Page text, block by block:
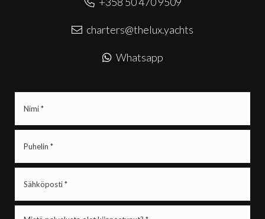
charters@thelux.yachts
Whatsapp
(Pakollinen)
(Pakollinen)
(Pakollinen)